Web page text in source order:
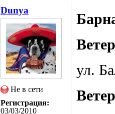
Dunya
Не в сети
Регистрация:
03/03/2010
ул.